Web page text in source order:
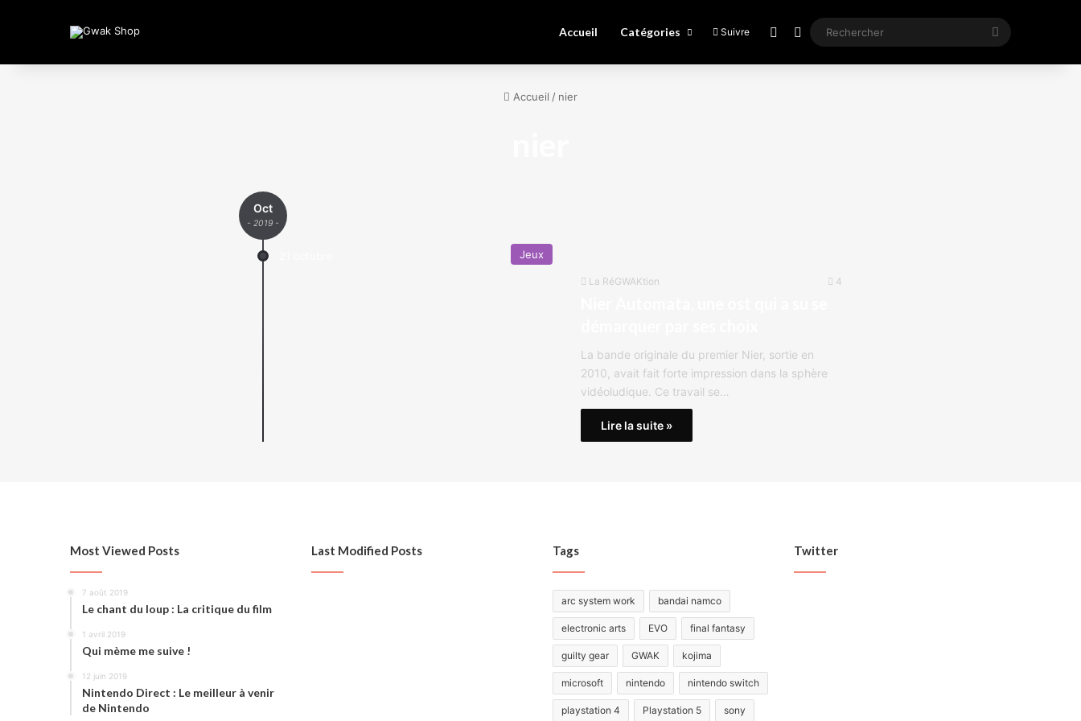
Accueil Catégories Suivre Article Aléatoire
Switch skin Rechercher
Accueil / nier
Oct
- 2019 -
Jeux
La RéGWAKtion 4
La bande originale du premier Nier, sortie en
2010, avait fait forte impression dans la sphère
vidéoludique. Ce travail se…
Lire la suite »
Most Viewed Posts
7 août 2019
Le chant du loup : La critique du film
1 avril 2019
Qui mème me suive !
12 juin 2019
Nintendo Direct : Le meilleur à venir
de Nintendo
Last Modified Posts Tags
arc system work bandai namco
electronic arts EVO final fantasy
guilty gear GWAK kojima
microsoft nintendo nintendo switch
playstation 4 Playstation 5 sony
Twitter